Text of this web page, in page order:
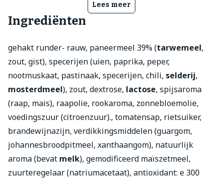
Lees meer
Ingrediënten
gehakt runder- rauw, paneermeel 39% (tarwemeel,
zout, gist), specerijen (uien, paprika, peper,
nootmuskaat, pastinaak, specerijen, chili, selderij,
mosterdmeel), zout, dextrose, lactose, spijsaroma
(raap, mais), raapolie, rookaroma, zonnebloemolie,
voedingszuur (citroenzuur)., tomatensap, rietsuiker,
brandewijnazijn, verdikkingsmiddelen (guargom,
johannesbroodpitmeel, xanthaangom), natuurlijk
aroma (bevat melk), gemodificeerd maïszetmeel,
zuurteregelaar (natriumacetaat), antioxidant: e 300